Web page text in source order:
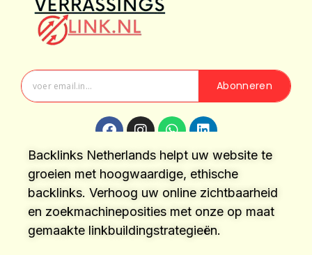
Abonneren
Backlinks Netherlands helpt uw website te
groeien met hoogwaardige, ethische
backlinks. Verhoog uw online zichtbaarheid
en zoekmachineposities met onze op maat
gemaakte linkbuildingstrategieën.